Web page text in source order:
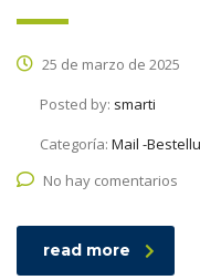
25 de marzo de 2025
Posted by: smarti
Categoría: Mail -
No hay comentarios
read more